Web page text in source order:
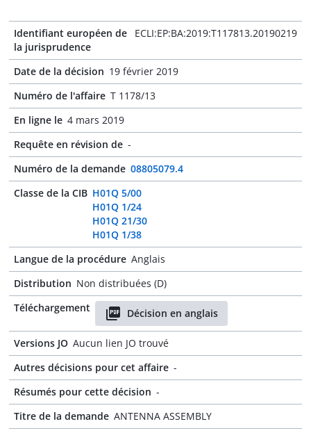
Identifiant européen de
la jurisprudence
ECLI:EP:BA:2019:T117813.20190219
Date de la décision 19 février 2019
Numéro de l'affaire T 1178/13
En ligne le 4 mars 2019
Requête en révision de -
Numéro de la demande 08805079.4
Classe de la CIB H01Q 5/00
H01Q 1/24
H01Q 21/30
H01Q 1/38
Langue de la procédure Anglais
Distribution Non distribuées (D)
Téléchargement
Décision en anglais
Versions JO Aucun lien JO trouvé
Autres décisions pour cet affaire -
Résumés pour cette décision -
Titre de la demande ANTENNA ASSEMBLY